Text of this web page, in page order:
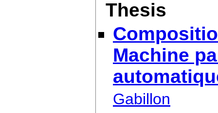
Thesis
Machine
Gabillon